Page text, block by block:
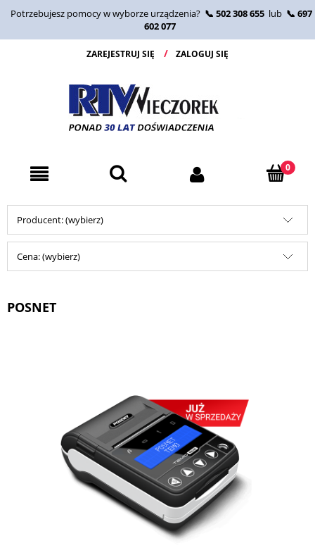
Potrzebujesz pomocy w wyborze urządzenia? 📞 502 308 655 lub 📞 697
602 077
ZAREJESTRUJ SIĘ ZALOGUJ SIĘ
Producent: (wybierz)
Cena: (wybierz)
POSNET